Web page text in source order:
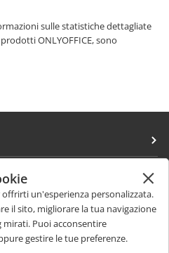
sulle statistiche dettagliate
ONLYOFFICE, sono
un'esperienza personalizzata.
il sito, migliorare la tua navigazione
Puoi acconsentire
gestire le tue preferenze.